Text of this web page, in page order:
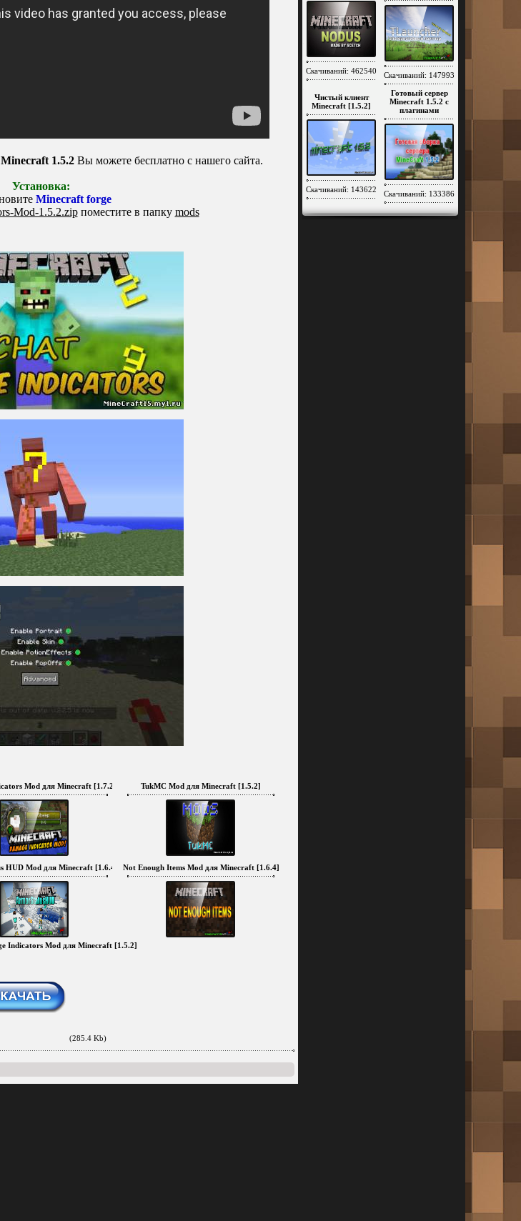
Скачиваний: 462540 Скачиваний: 147993
Чистый клиент
Minecraft [1.5.2]
Скачиваний: 143622
Готовый сервер
Minecraft 1.5.2 c
плагинами
Скачиваний: 133386
Minecraft 1.5.2Вы можете бесплатно с нашего сайта.
Установка:
Minecraft forge
Mod-1.5.2.zipпоместите в папку mods
Mod для Minecraft [1.7.2] TukMC Mod для Minecraft [1.5.2]
HUD Mod для Minecraft [1.6.4] Not Enough Items Mod для Minecraft [1.6.4]
Indicators Mod для Minecraft [1.5.2]
(285.4 Kb)